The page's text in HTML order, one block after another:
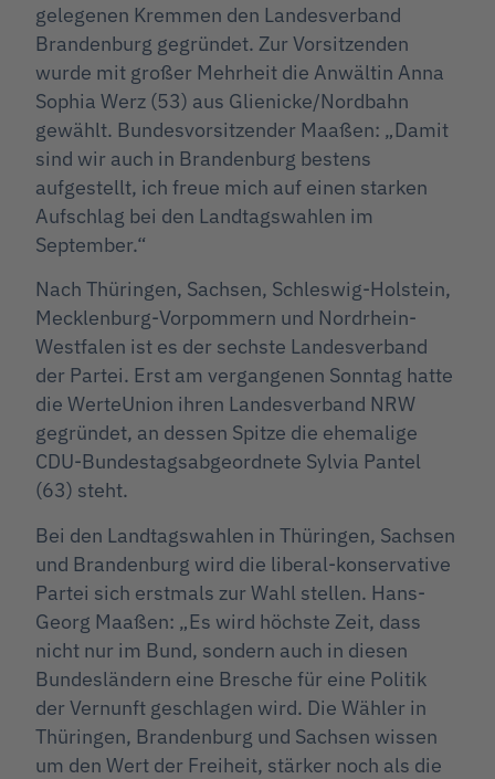
gelegenen Kremmen den Landesverband
Brandenburg gegründet. Zur Vorsitzenden
wurde mit großer Mehrheit die Anwältin Anna
Sophia Werz (53) aus Glienicke/Nordbahn
gewählt. Bundesvorsitzender Maaßen: „Damit
sind wir auch in Brandenburg bestens
aufgestellt, ich freue mich auf einen starken
Aufschlag bei den Landtagswahlen im
September.“
Nach Thüringen, Sachsen, Schleswig-Holstein,
Mecklenburg-Vorpommern und Nordrhein-
Westfalen ist es der sechste Landesverband
der Partei. Erst am vergangenen Sonntag hatte
die WerteUnion ihren Landesverband NRW
gegründet, an dessen Spitze die ehemalige
CDU-Bundestagsabgeordnete Sylvia Pantel
(63) steht.
Bei den Landtagswahlen in Thüringen, Sachsen
und Brandenburg wird die liberal-konservative
Partei sich erstmals zur Wahl stellen. Hans-
Georg Maaßen: „Es wird höchste Zeit, dass
nicht nur im Bund, sondern auch in diesen
Bundesländern eine Bresche für eine Politik
der Vernunft geschlagen wird. Die Wähler in
Thüringen, Brandenburg und Sachsen wissen
um den Wert der Freiheit, stärker noch als die